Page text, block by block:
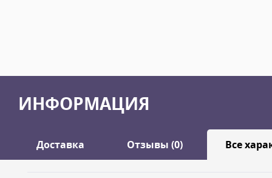
ИНФОРМАЦИЯ
Доставка Отзывы (0) Все